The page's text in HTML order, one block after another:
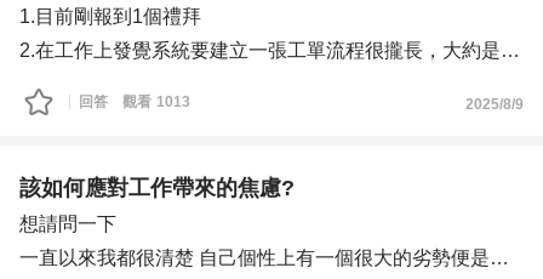
自己會產生拿不定主意的想法
1.目前剛報到1個禮拜
2.在工作上發覺系統要建立一張工單流程很攏長，大約是八
個流程，當然每個客戶對應到的產品品項，流程都不大相同
，如果工單張數數量多的時侯，就花費很多時間，縱使熟手
還是我太過草莓，沒辦法接受這麼攏長的流程？
懇請職場前輩們，給我些意見或是建議
回答 觀看 1013 2025/8/9
該如何應對工作帶來的焦慮?
想請問一下
一直以來我都很清楚 自己個性上有一個很大的劣勢便是容